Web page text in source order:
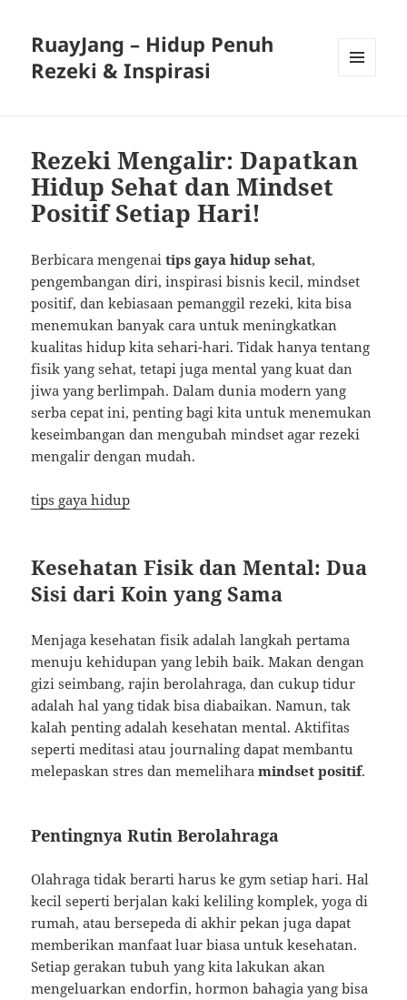
RuayJang – Hidup Penuh
Rezeki & Inspirasi
Rezeki Mengalir: Dapatkan
Hidup Sehat dan Mindset
Positif Setiap Hari!
Berbicara mengenaitips gaya hidup sehat,
pengembangan diri, inspirasi bisnis kecil, mindset
positif, dan kebiasaan pemanggil rezeki, kita bisa
menemukan banyak cara untuk meningkatkan
kualitas hidup kita sehari-hari. Tidak hanya tentang
fisik yang sehat, tetapi juga mental yang kuat dan
jiwa yang berlimpah. Dalam dunia modern yang
serba cepat ini, penting bagi kita untuk menemukan
keseimbangan dan mengubah mindset agar rezeki
mengalir dengan mudah.
tips gaya hidup
Kesehatan Fisik dan Mental: Dua
Sisi dari Koin yang Sama
Menjaga kesehatan fisik adalah langkah pertama
menuju kehidupan yang lebih baik. Makan dengan
gizi seimbang, rajin berolahraga, dan cukup tidur
adalah hal yang tidak bisa diabaikan. Namun, tak
kalah penting adalah kesehatan mental. Aktifitas
seperti meditasi atau journaling dapat membantu
melepaskan stres dan memeliharamindset positif.
Pentingnya Rutin Berolahraga
Olahraga tidak berarti harus ke gym setiap hari. Hal
kecil seperti berjalan kaki keliling komplek, yoga di
rumah, atau bersepeda di akhir pekan juga dapat
memberikan manfaat luar biasa untuk kesehatan.
Setiap gerakan tubuh yang kita lakukan akan
mengeluarkan endorfin, hormon bahagia yang bisa